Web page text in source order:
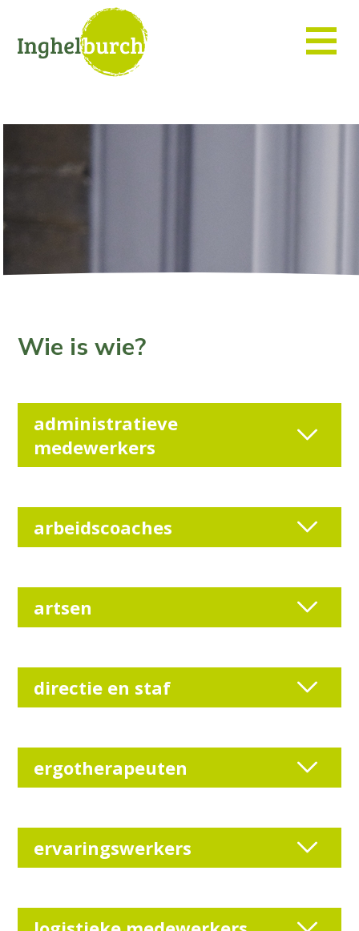
Wie is wie?
administratieve
medewerkers
arbeidscoaches
artsen
directie en staf
ergotherapeuten
ervaringswerkers